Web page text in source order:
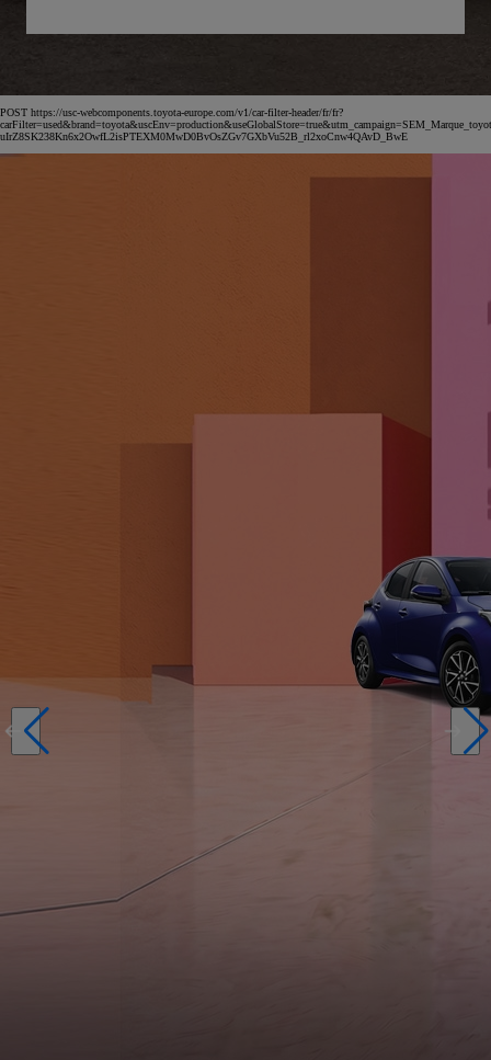
POST https://usc-webcomponents.toyota-europe.com/v1/car-filter-header/fr/fr?
uIrZ8SK238Kn6x2OwfL2isPTEXM0MwD0BvOsZGv7GXbVu52B_rl2xoCnw4QAvD_BwE